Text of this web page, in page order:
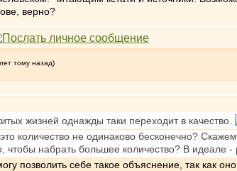
верно?
тому назад)
жизней однажды таки переходит в качество.
количество не одинаково бесконечно?
чтобы набрать большее количество? В идеале -
позволить себе такое объяснение, так как